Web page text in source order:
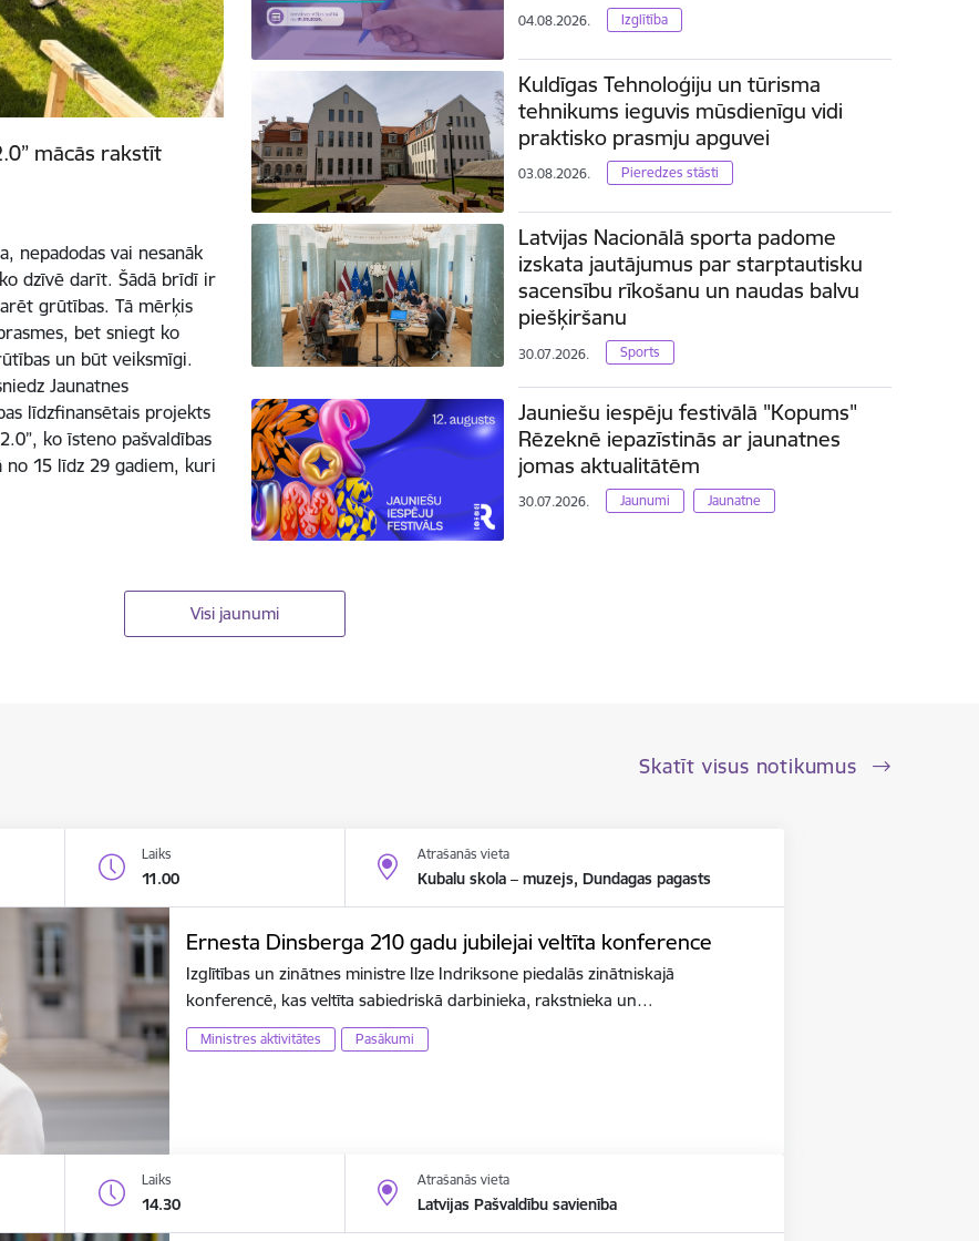
mācās rakstīt
nepadodas vai nesanāk
dzīvē darīt. Šādā brīdī ir
grūtības. Tā mērķis
bet sniegt ko
un būt veiksmīgi.
Jaunatnes
līdzfinansētais projekts
ko īsteno pašvaldības
no 15 līdz 29 gadiem, kuri
04.08.2026. Izglītība
Kuldīgas Tehnoloģiju un tūrisma
tehnikums ieguvis mūsdienīgu vidi
praktisko prasmju apguvei
03.08.2026. Pieredzes stāsti
Latvijas Nacionālā sporta padome
izskata jautājumus par starptautisku
sacensību rīkošanu un naudas balvu
piešķiršanu
30.07.2026. Sports
Jauniešu iespēju festivālā "Kopums"
Rēzeknē iepazīstinās ar jaunatnes
jomas aktualitātēm
30.07.2026. Jaunumi Jaunatne
Visi jaunumi
Skatīt visus notikumus
Laiks
11.00
Atrašanās vieta
Kubalu skola – muzejs, Dundagas pagasts
Ernesta Dinsberga 210 gadu jubilejai veltīta konference
Izglītības un zinātnes ministre Ilze Indriksone piedalās zinātniskajā
konferencē, kas veltīta sabiedriskā darbinieka, rakstnieka un…
Ministres aktivitātes Pasākumi
Laiks
14.30
Atrašanās vieta
Latvijas Pašvaldību savienība